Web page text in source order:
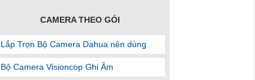
CAMERA THEO GÓI
Lắp Trọn Bộ Camera Dahua nên dùng
Bộ Camera Visioncop Ghi Âm